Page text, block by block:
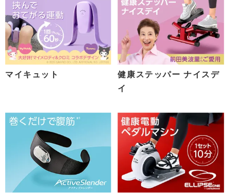
マイキュット
健康ステッパー ナイスデ
イ